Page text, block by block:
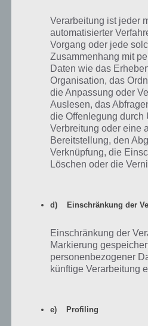
für die Optik entscheidend sind,
Verlauf des Spiels, wenn du alles
Münzen über hast, kannst du dein
Upgrade den Panacea-
dieser leer ist
Der Panacea-Sammler in My Hospital
wiederum für die Elixiere benötigt
dass du diesen erst upgraden
so keine Elixiere mehr herstellen
Kassiere die Erfolge in
Die Erfolge in My Hospital findest du
Abzeichen zu sehen. Tippst du den
erreicht hast. Tippe den Empfang
Verarbeitung ist jeder
automatisierter
Vorgang oder jede
Zusammenhang mit
Daten wie das
Organisation, das
die Anpassung oder
Auslesen, das
die Offenlegung durch
Verbreitung oder eine
Bereitstellung, den
Verknüpfung, die
Löschen oder die
d) Einschränkung der
Einschränkung der
Markierung
personenbezogener
künftige Verarbeitung
e) Profiling